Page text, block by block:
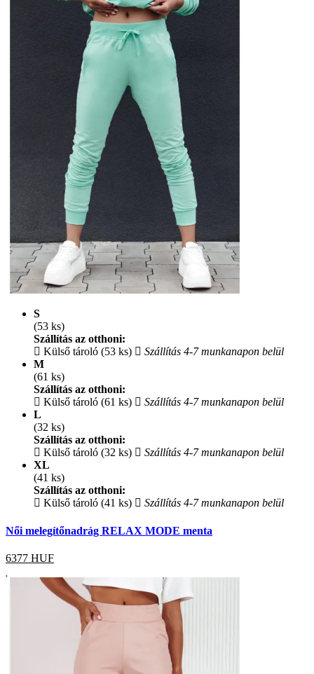
S
(53 ks)
Szállítás az otthoni:
Külső tároló (53 ks)
Szállítás 4-7 munkanapon belül
M
(61 ks)
Szállítás az otthoni:
Külső tároló (61 ks)
Szállítás 4-7 munkanapon belül
L
(32 ks)
Szállítás az otthoni:
Külső tároló (32 ks)
Szállítás 4-7 munkanapon belül
XL
(41 ks)
Szállítás az otthoni:
Külső tároló (41 ks)
Szállítás 4-7 munkanapon belül
Női melegítőnadrág RELAX MODE menta
6377 HUF